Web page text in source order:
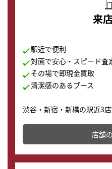
来
駅近で便利
対面で安心・スピード査
その場で即現金買取
清潔感のあるブース
渋谷・新宿・新橋の駅近3
その場で現金買取致します
店舗を併設しており、下取
の購入もできます♪
店舗